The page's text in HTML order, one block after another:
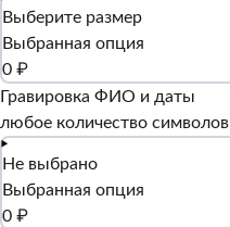
Выберите размер
Выбранная опция
0 ₽
Гравировка ФИО и даты
любое количество символов
Не выбрано
Выбранная опция
0 ₽